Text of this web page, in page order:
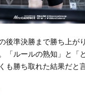
後準決勝まで勝ち上が
「ルールの熟知」と「
も勝ち取れた結果だと